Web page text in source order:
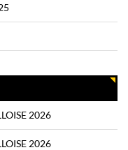
2026
2026